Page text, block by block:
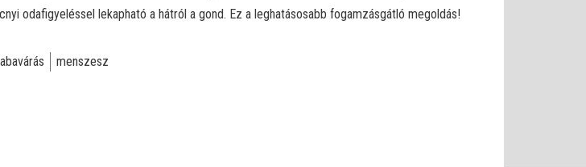
odafigyeléssel lekapható a hátról a gond. Ez a leghatásosabb fogamzásgátló megoldás!
menszesz